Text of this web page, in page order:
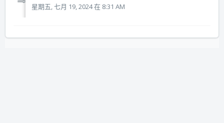
星期五, 七月 19, 2024 在 8:31 AM